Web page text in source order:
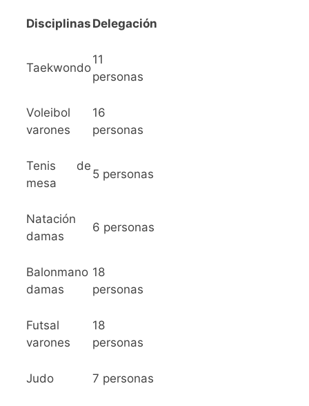
Disciplinas Delegación
Taekwondo
11
personas
Voleibol
varones
16
personas
Tenis de
mesa
5 personas
Natación
damas
6 personas
Balonmano
damas
18
personas
Futsal
varones
18
personas
Judo 7 personas